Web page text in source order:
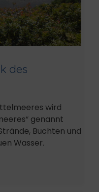
des
wird
genannt
Buchten und
Wasser.